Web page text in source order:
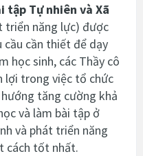
tập Tự nhiên và Xã
triển năng lực) được
cầu cần thiết để dạy
học sinh, các Thầy cô
lợi trong việc tổ chức
tăng cường khả
và làm bài tập ở
và phát triển năng
cách tốt nhất.